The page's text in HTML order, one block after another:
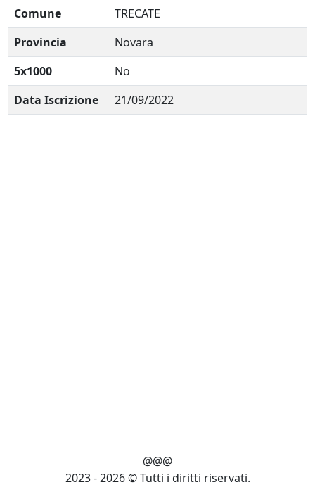
Comune
TRECATE
Provincia
Novara
5x1000
No
Data Iscrizione
21/09/2022
@@@
2023 - 2026 © Tutti i diritti riservati.